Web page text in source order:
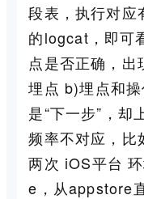
段表，执行对
的logcat，即可
点是否正确，
埋点 b)埋点和
是“下一步”，却
频率不对应，比
两次 iOS平台
e，从appstore